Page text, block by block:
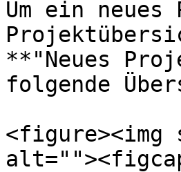
Um ein
**"Neues
folgende
<figure><img